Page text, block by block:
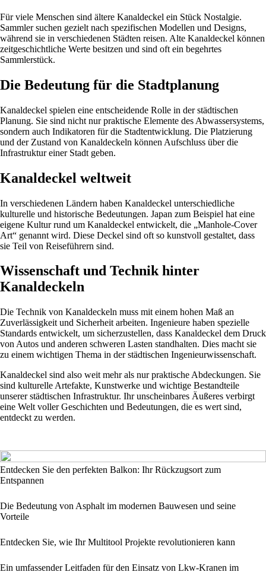
Für viele Menschen sind ältere Kanaldeckel ein Stück Nostalgie.
Sammler suchen gezielt nach spezifischen Modellen und Designs,
während sie in verschiedenen Städten reisen. Alte Kanaldeckel können
zeitgeschichtliche Werte besitzen und sind oft ein begehrtes
Sammlerstück.
Die Bedeutung für die Stadtplanung
Kanaldeckel spielen eine entscheidende Rolle in der städtischen
Planung. Sie sind nicht nur praktische Elemente des Abwassersystems,
sondern auch Indikatoren für die Stadtentwicklung. Die Platzierung
und der Zustand von Kanaldeckeln können Aufschluss über die
Infrastruktur einer Stadt geben.
Kanaldeckel weltweit
In verschiedenen Ländern haben Kanaldeckel unterschiedliche
kulturelle und historische Bedeutungen. Japan zum Beispiel hat eine
eigene Kultur rund um Kanaldeckel entwickelt, die „Manhole-Cover
Art“ genannt wird. Diese Deckel sind oft so kunstvoll gestaltet, dass
sie Teil von Reiseführern sind.
Wissenschaft und Technik hinter
Kanaldeckeln
Die Technik von Kanaldeckeln muss mit einem hohen Maß an
Zuverlässigkeit und Sicherheit arbeiten. Ingenieure haben spezielle
Standards entwickelt, um sicherzustellen, dass Kanaldeckel dem Druck
von Autos und anderen schweren Lasten standhalten. Dies macht sie
zu einem wichtigen Thema in der städtischen Ingenieurwissenschaft.
Kanaldeckel sind also weit mehr als nur praktische Abdeckungen. Sie
sind kulturelle Artefakte, Kunstwerke und wichtige Bestandteile
unserer städtischen Infrastruktur. Ihr unscheinbares Äußeres verbirgt
eine Welt voller Geschichten und Bedeutungen, die es wert sind,
entdeckt zu werden.
Entdecken Sie den perfekten Balkon: Ihr Rückzugsort zum
Entspannen
Die Bedeutung von Asphalt im modernen Bauwesen und seine
Vorteile
Entdecken Sie, wie Ihr Multitool Projekte revolutionieren kann
Ein umfassender Leitfaden für den Einsatz von Lkw-Kranen im